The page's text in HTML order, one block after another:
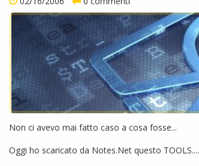
Non ci avevo mai fatto caso a cosa fosse...
Oggi ho scaricato da Notes.Net questo TOOLS....